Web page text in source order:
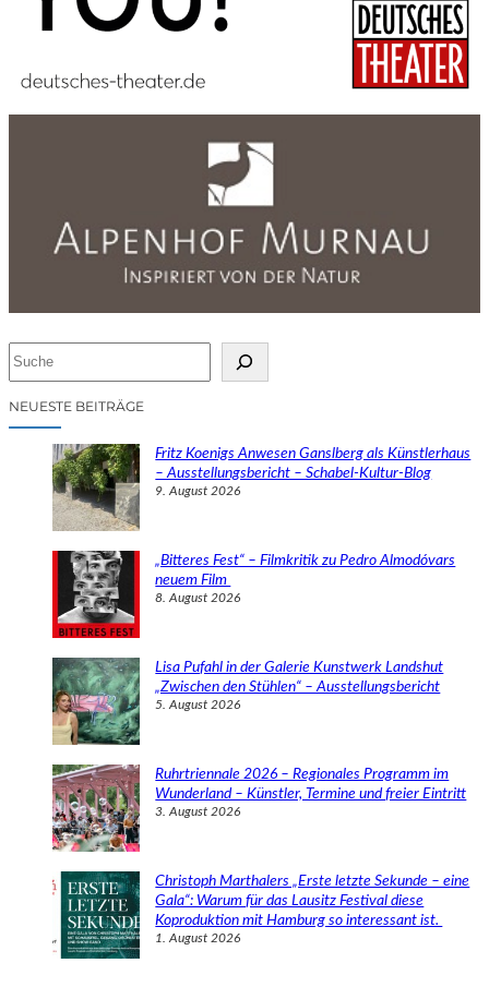
cNEUESTE BEITRÄGE
Fritz Koenigs Anwesen Ganslberg als Künstlerhaus
– Ausstellungsbericht – Schabel-Kultur-Blog
9. August 2026
„Bitteres Fest“ – Filmkritik zu Pedro Almodóvars
neuem Film
8. August 2026
Lisa Pufahl in der Galerie Kunstwerk Landshut
„Zwischen den Stühlen“ – Ausstellungsbericht
5. August 2026
Ruhrtriennale 2026 – Regionales Programm im
Wunderland – Künstler, Termine und freier Eintritt
3. August 2026
Christoph Marthalers „Erste letzte Sekunde – eine
Gala“: Warum für das Lausitz Festival diese
Koproduktion mit Hamburg so interessant ist.
1. August 2026